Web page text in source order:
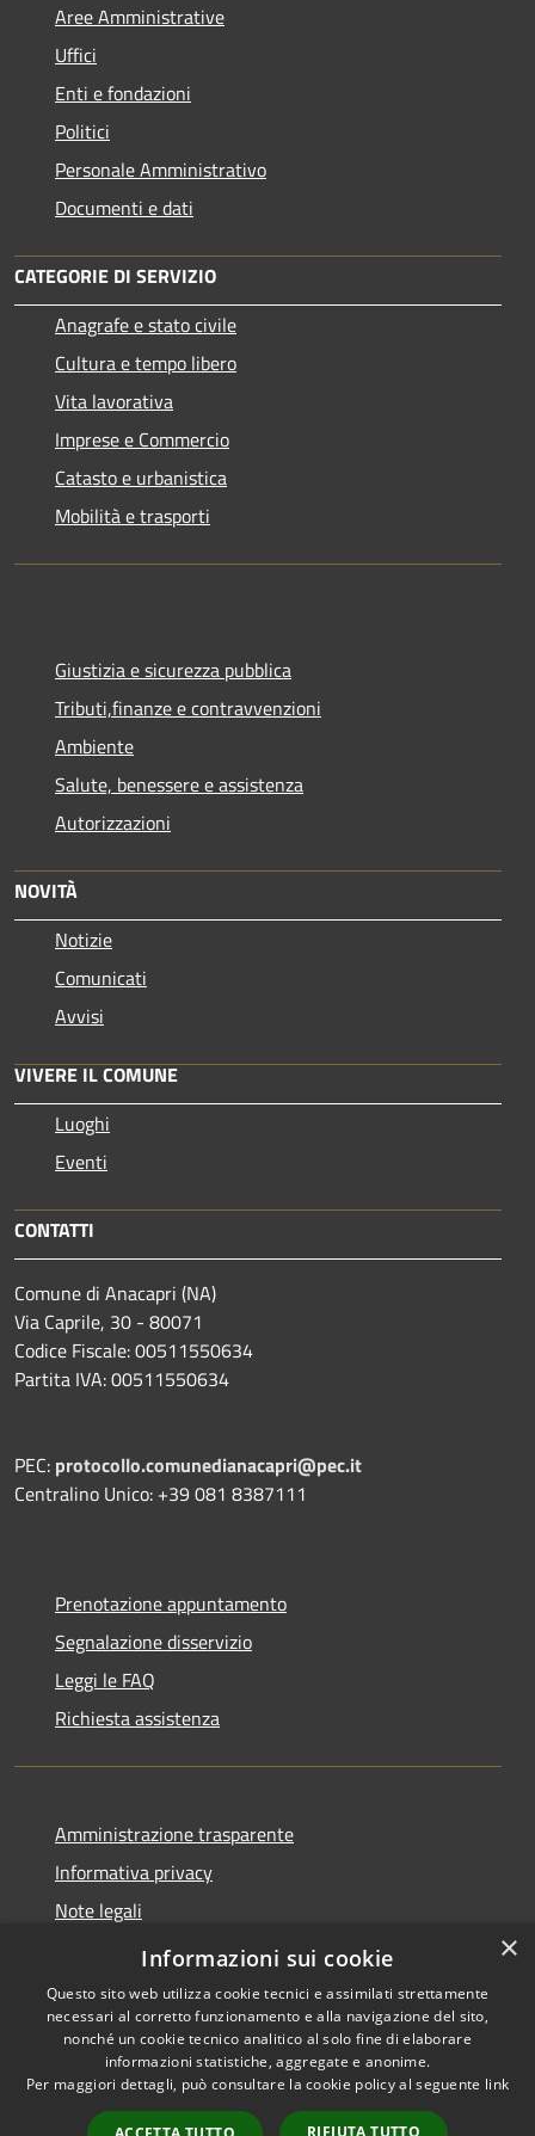
Aree Amministrative
Uffici
Enti e fondazioni
Politici
Personale Amministrativo
Documenti e dati
CATEGORIE DI SERVIZIO
Anagrafe e stato civile
Cultura e tempo libero
Vita lavorativa
Imprese e Commercio
Catasto e urbanistica
Mobilità e trasporti
Giustizia e sicurezza pubblica
Tributi,finanze e contravvenzioni
Ambiente
Salute, benessere e assistenza
Autorizzazioni
NOVITÀ
Notizie
Comunicati
Avvisi
VIVERE IL COMUNE
Luoghi
Eventi
CONTATTI
Comune di Anacapri (NA)
Via Caprile, 30 - 80071
Codice Fiscale: 00511550634
Partita IVA: 00511550634
PEC: protocollo.comunedianacapri@pec.it
Centralino Unico: +39 081 8387111
Prenotazione appuntamento
Segnalazione disservizio
Leggi le FAQ
Richiesta assistenza
Amministrazione trasparente
Informativa privacy
Note legali
Dichiarazione di accessibilità
Accessibilità
Copyright © 2026 • Comune di
Anacapri • Powered by
Municipium• Accesso
×
Informazioni sui cookie
Questo sito web utilizza cookie tecnici e assimilati strettamente
necessari al corretto funzionamento e alla navigazione del sito,
nonché un cookie tecnico analitico al solo fine di elaborare
informazioni statistiche, aggregate e anonime.
Per maggiori dettagli, può consultare la cookie policy al seguente link
RIFIUTA TUTTO